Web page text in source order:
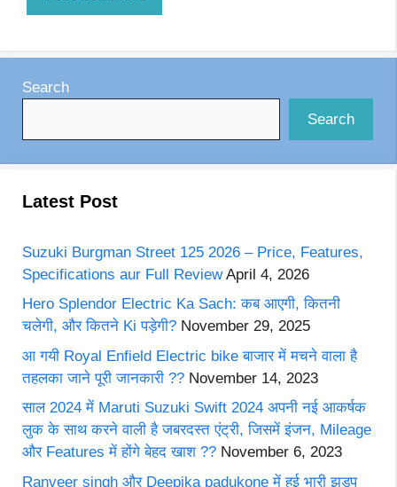
Search
Search
Latest Post
Suzuki Burgman Street 125 2026 – Price, Features,
Specifications aur Full Review April 4, 2026
Hero Splendor Electric Ka Sach: कब आएगी, कितनी
चलेगी, और कितने Ki पड़ेगी? November 29, 2025
आ गयी Royal Enfield Electric bike बाजार में मचने वाला है
तहलका जाने पूरी जानकारी ?? November 14, 2023
साल 2024 में Maruti Suzuki Swift 2024 अपनी नई आकर्षक
लुक के साथ करने वाली है जबरदस्त एंट्री, जिसमें इंजन, Mileage
और Features में होंगे बेहद खाश ?? November 6, 2023
Ranveer singh और Deepika padukone में हुई भारी झड़प